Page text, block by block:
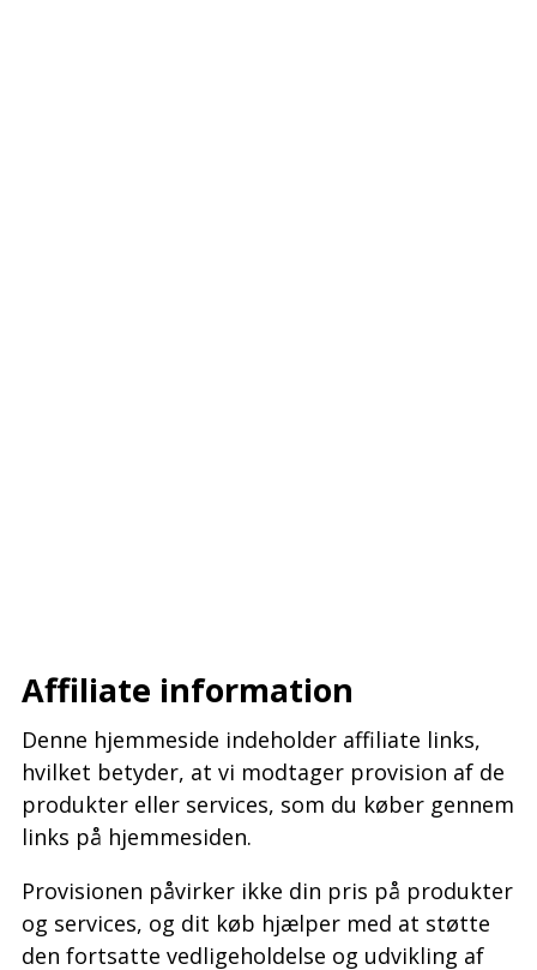
Affiliate information
Denne hjemmeside indeholder affiliate links,
hvilket betyder, at vi modtager provision af de
produkter eller services, som du køber gennem
links på hjemmesiden.
Provisionen påvirker ikke din pris på produkter
og services, og dit køb hjælper med at støtte
den fortsatte vedligeholdelse og udvikling af